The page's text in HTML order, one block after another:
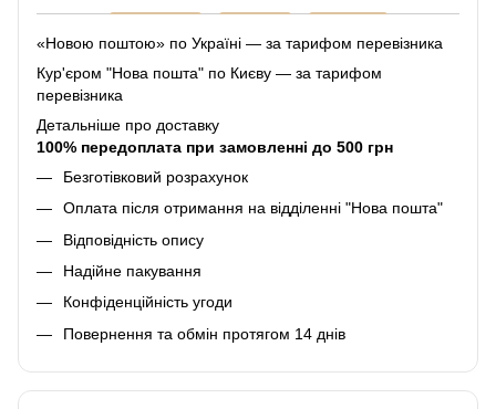
«Новою поштою» по Україні — за тарифом перевізника
Кур'єром "Нова пошта" по Києву — за тарифом
перевізника
Детальніше про доставку
100% передоплата при замовленні до 500 грн
Безготівковий розрахунок
Оплата після отримання на відділенні "Нова пошта"
Відповідність опису
Надійне пакування
Конфіденційність угоди
Повернення та обмін протягом 14 днів